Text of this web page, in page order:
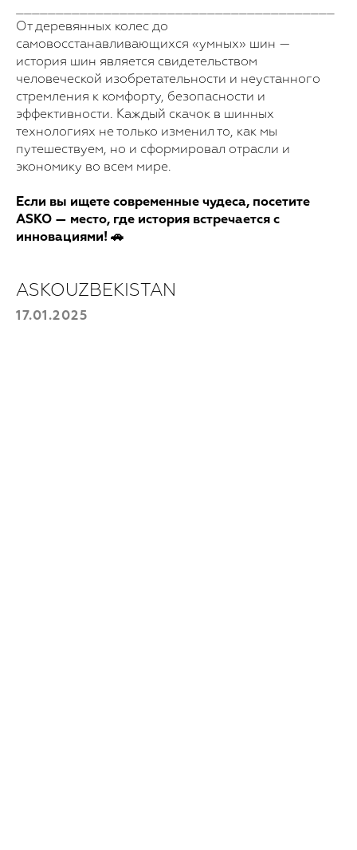
От деревянных колес до
самовосстанавливающихся «умных» шин —
история шин является свидетельством
человеческой изобретательности и неустанного
стремления к комфорту, безопасности и
эффективности. Каждый скачок в шинных
технологиях не только изменил то, как мы
путешествуем, но и сформировал отрасли и
экономику во всем мире.
Если вы ищете современные чудеса, посетите
ASKO — место, где история встречается с
инновациями! 🚗
ASKOUZBEKISTAN
17.01.2025
Ваш номер телефона
+998
Отправить